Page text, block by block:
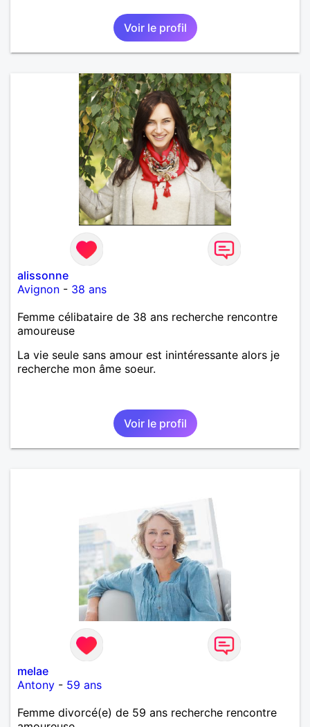
Voir le profil
alissonne
Avignon - 38 ans
Femme célibataire de 38 ans recherche rencontre
amoureuse
La vie seule sans amour est inintéressante alors je
recherche mon âme soeur.
Voir le profil
melae
Antony - 59 ans
Femme divorcé(e) de 59 ans recherche rencontre